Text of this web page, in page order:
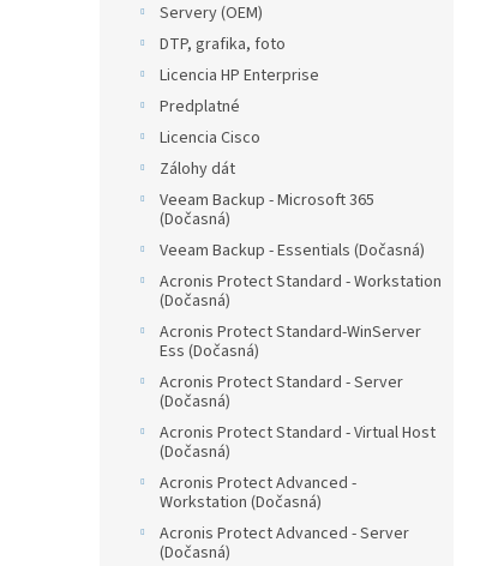
Servery (OEM)
DTP, grafika, foto
Licencia HP Enterprise
Predplatné
Licencia Cisco
Zálohy dát
Veeam Backup - Microsoft 365
(Dočasná)
Veeam Backup - Essentials (Dočasná)
Acronis Protect Standard - Workstation
(Dočasná)
Acronis Protect Standard-WinServer
Ess (Dočasná)
Acronis Protect Standard - Server
(Dočasná)
Acronis Protect Standard - Virtual Host
(Dočasná)
Acronis Protect Advanced -
Workstation (Dočasná)
Acronis Protect Advanced - Server
(Dočasná)